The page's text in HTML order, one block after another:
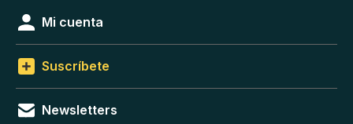
Mi cuenta
Suscríbete
Newsletters